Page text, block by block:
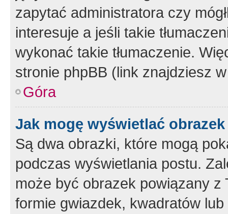
zapytać administratora czy
interesuje a jeśli takie
wykonać takie tłumaczenie.
stronie phpBB (link znajdziesz
Góra
Jak mogę wyświetlać
Są dwa obrazki, które mogą
podczas wyświetlania postu.
może być obrazek powiązany z
formie gwiazdek, kwadratów